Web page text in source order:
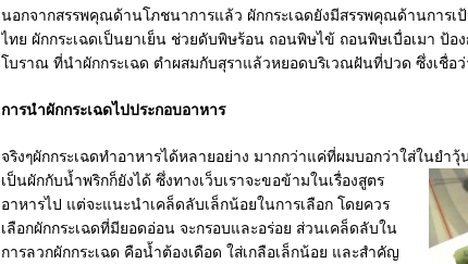
นอกจากสรรพคุณด้านโภชนาการแล้ว ผักกระเฉดยังมีสรรพคุณด้านการ
ไทย ผักกระเฉดเป็นยาเย็น ช่วยดับพิษร้อน ถอนพิษไข้ ถอนพิษเบื่อเมา ป้
โบราณ ที่นำผักกระเฉด ตำผสมกับสุราแล้วหยอดบริเวณฝันที่ปวด ซึ่งเชื่อ
การนำผักกระเฉดไปประกอบอาหาร
จริงๆผักกระเฉดทำอาหารได้หลายอย่าง มากกว่าแค่ที่ผมบอกว่าใส่ในยำ
เป็นผักกับน้ำพริกก็ยังได้ ซึ่งทางเว็บเราจะขอข้ามในเรื่องสูตร
อาหารไป แต่จะแนะนำเคล็ดลับเล็กน้อยในการเลือก โดยควร
เลือกผักกระเฉดที่มียอดอ่อน จะกรอบและอร่อย ส่วนเคล็ดลับใน
การลวกผักกระเฉด คือน้ำต้องเดือด ใส่เกลือเล็กน้อย และสำคัญ